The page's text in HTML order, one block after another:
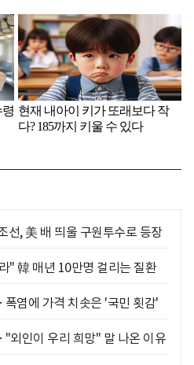
, 美 배 띄울 구원투수로 등장
" 韓 매년 10만명 걸리는 질환
염에 가격 치솟은 '국민 횟감'
외인이 우리 희망" 말 나온 이유